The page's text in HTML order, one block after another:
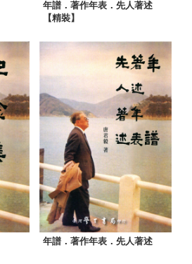
年譜．著作年表．先人著述
【精裝】
年譜．著作年表．先人著述